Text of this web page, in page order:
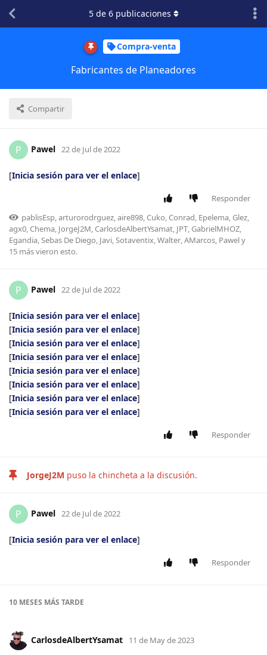
Compra-venta
Fabricantes de Planeadores
Compartir
5de 6publicaciones
P Pawel 22 de Jul de 2022
[Inicia sesión para ver el enlace]
Responder
pablisEsp,arturorodrguez,aire898, Cuko, Conrad, Epelema, Glez,
agx0, Chema, JorgeJ2M, CarlosdeAlbertYsamat, JPT, GabrielMHOZ,
Egandia,Sebas De Diego, Javi,Sotaventix,Walter,AMarcos, Pawely
15 másvieron esto.
P Pawel 22 de Jul de 2022
[Inicia sesión para ver el enlace]
[Inicia sesión para ver el enlace]
[Inicia sesión para ver el enlace]
[Inicia sesión para ver el enlace]
[Inicia sesión para ver el enlace]
[Inicia sesión para ver el enlace]
[Inicia sesión para ver el enlace]
[Inicia sesión para ver el enlace]
Responder
JorgeJ2M puso la chincheta a la discusión.
P Pawel 22 de Jul de 2022
[Inicia sesión para ver el enlace]
Responder
10 MESES MÁS TARDE
CarlosdeAlbertYsamat 11 de May de 2023